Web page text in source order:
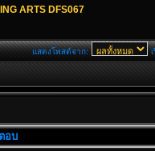
ARTS DFS067
แสดงโพสต์จาก:
อบ